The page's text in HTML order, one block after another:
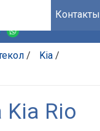
Контакты
/ Kia /
Rio